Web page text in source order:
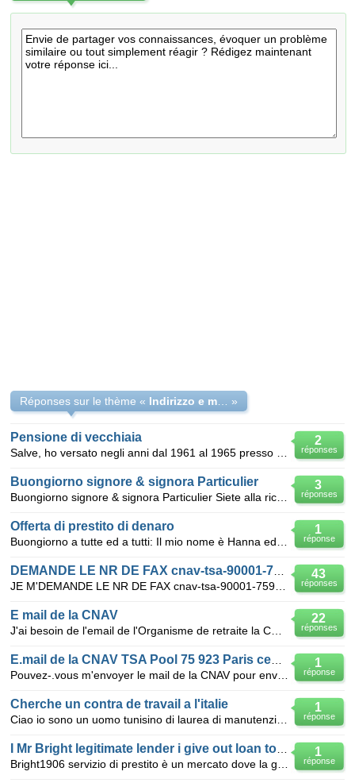
Réponses sur le thème « »
2
réponses
Pensione di vecchiaia
3
réponses
Buongiorno signore & signora Particulier
1
réponse
Offerta di prestito di denaro
43
réponses
22
réponses
E mail de la CNAV
1
réponse
1
réponse
Cherche un contra de travail a l'italie
1
réponse